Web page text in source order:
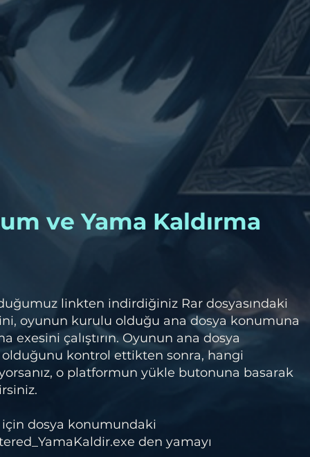
ve Yama Kaldırma
linkten indirdiğiniz Rar dosyasındaki
oyunun kurulu olduğu ana dosya konumuna
exesini çalıştırın. Oyunun ana dosya
kontrol ettikten sonra, hangi
o platformun yükle butonuna basarak
için dosya konumundaki
den yamayı